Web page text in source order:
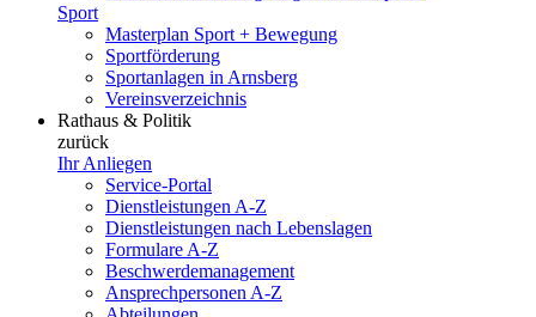
Sport
Masterplan Sport + Bewegung
Sportförderung
Sportanlagen in Arnsberg
Vereinsverzeichnis
Rathaus & Politik
zurück
Ihr Anliegen
Service-Portal
Dienstleistungen A-Z
Dienstleistungen nach Lebenslagen
Formulare A-Z
Beschwerdemanagement
Ansprechpersonen A-Z